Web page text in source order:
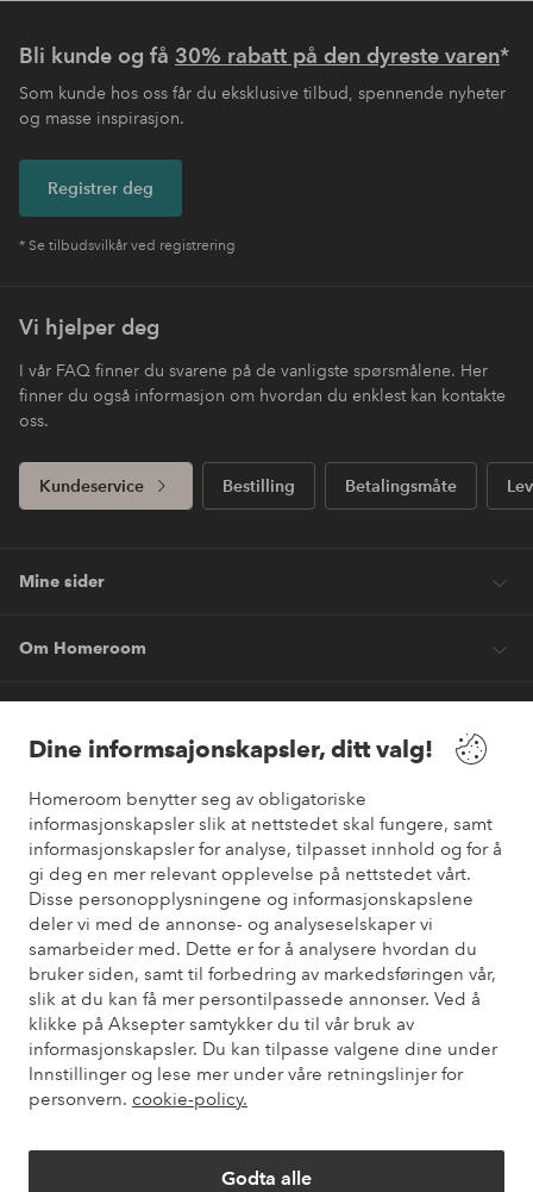
Dine informsajonskapsler, ditt valg!
Homeroom benytter seg av obligatoriske
informasjonskapsler slik at nettstedet skal fungere, samt
informasjonskapsler for analyse, tilpasset innhold og for å
gi deg en mer relevant opplevelse på nettstedet vårt.
Disse personopplysningene og informasjonskapslene
deler vi med de annonse- og analyseselskaper vi
samarbeider med. Dette er for å analysere hvordan du
bruker siden, samt til forbedring av markedsføringen vår,
slik at du kan få mer persontilpassede annonser. Ved å
klikke på Aksepter samtykker du til vår bruk av
informasjonskapsler. Du kan tilpasse valgene dine under
Innstillinger og lese mer under våre retningslinjer for
personvern. cookie-policy.
Godta alle
Bli kunde og få 30% rabatt på den dyreste varen*
Som kunde hos oss får du eksklusive tilbud, spennende nyheter
og masse inspirasjon.
Registrer deg
* Se tilbudsvilkår ved registrering
Vi hjelper deg
I vår FAQ finner du svarene på de vanligste spørsmålene. Her
finner du også informasjon om hvordan du enklest kan kontakte
oss.
Kundeservice Bestilling Betalingsmåte
Mine sider
Om Homeroom
Venner
Sikre betalinger
Vil du vite mer om våre betalingsalternativer?
elpy